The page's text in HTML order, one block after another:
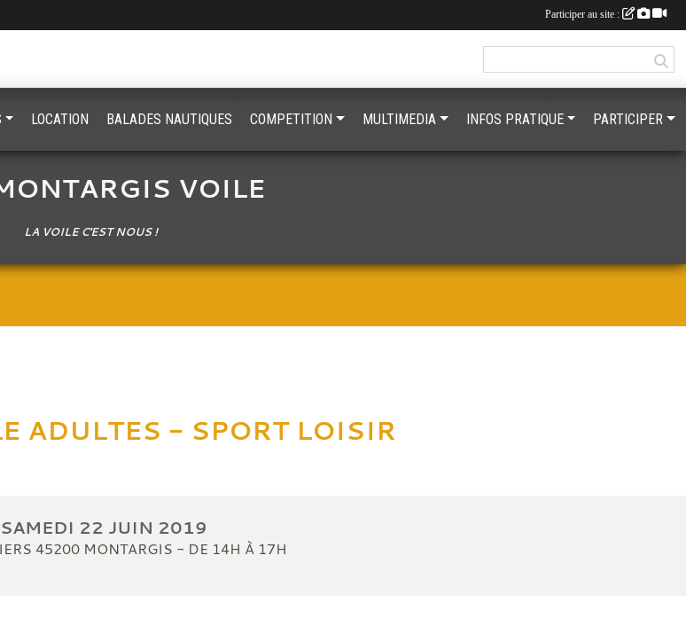
VOILE
LA VOILE C'EST NOUS !
ADULTES - SPORT LOISIR
SAMEDI 22 JUIN 2019
45200 MONTARGIS - DE 14H À 17H
LOCATION BALADES NAUTIQUES COMPETITION MULTIMEDIA INFOS PRATIQUE PARTICIPER
Participer au site :